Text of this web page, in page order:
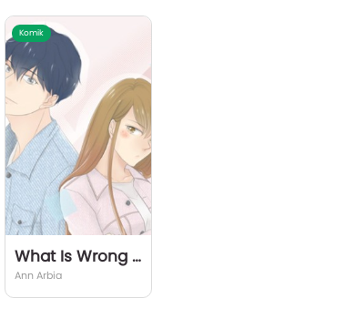
Komik
What Is Wrong With My Bodyguard?!
Ann Arbia